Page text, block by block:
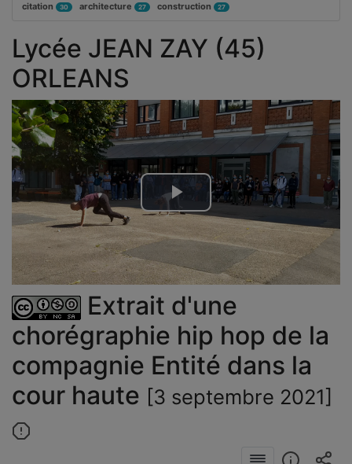
Lycée JEAN ZAY (45)
ORLEANS
Lire
la
vidéo
Extrait d'une
chorégraphie hip hop de la
compagnie Entité dans la
cour haute [3 septembre 2021]
citation 30 architecture 27 construction 27